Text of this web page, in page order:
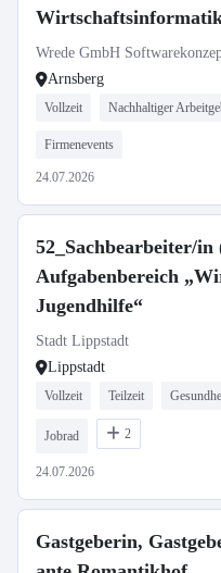
Wrede GmbH
Arnsberg
Vollzeit Nachhaltiger
Firmenevents
24.07.2026
52_Sachbearbeiter/
Aufgabenbereich
Jugendhilfe“
Stadt Lippstadt
Lippstadt
Vollzeit Teilzeit
Jobrad 2
24.07.2026
Gastgeberin,